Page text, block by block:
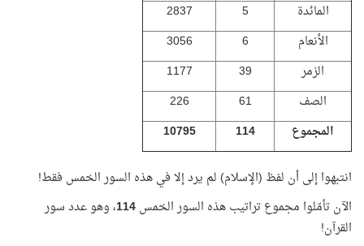
المائدة
5
2837
الأنعام
6
3056
الزمر
39
1177
الصف
61
226
المجموع
114
10795
انتبهوا إلى أن لفظ (الإسلام) لم يرد إلا في هذه السور الخمس فقط!
الآن تأمّلوا مجموع تراتيب هذه السور الخمس114، وهو عدد سور
القرآن!